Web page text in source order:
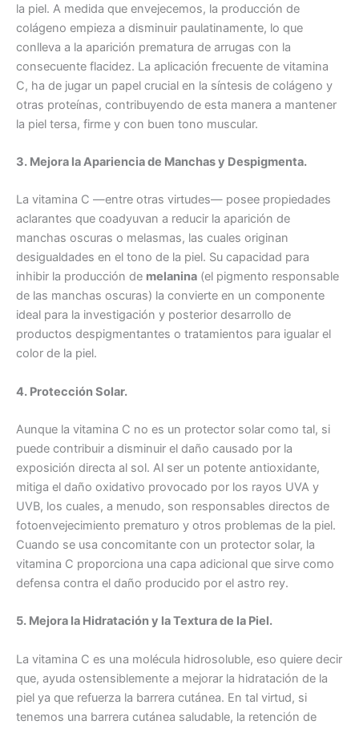
la piel. A medida que envejecemos, la producción de
colágeno empieza a disminuir paulatinamente, lo que
conlleva a la aparición prematura de arrugas con la
consecuente flacidez. La aplicación frecuente de vitamina
C, ha de jugar un papel crucial en la síntesis de colágeno y
otras proteínas, contribuyendo de esta manera a mantener
la piel tersa, firme y con buen tono muscular.
3. Mejora la Apariencia de Manchas y Despigmenta.
La vitamina C —entre otras virtudes— posee propiedades
aclarantes que coadyuvan a reducir la aparición de
manchas oscuras o melasmas, las cuales originan
desigualdades en el tono de la piel. Su capacidad para
inhibir la producción de melanina (el pigmento responsable
de las manchas oscuras) la convierte en un componente
ideal para la investigación y posterior desarrollo de
productos despigmentantes o tratamientos para igualar el
color de la piel.
4. Protección Solar.
Aunque la vitamina C no es un protector solar como tal, si
puede contribuir a disminuir el daño causado por la
exposición directa al sol. Al ser un potente antioxidante,
mitiga el daño oxidativo provocado por los rayos UVA y
UVB, los cuales, a menudo, son responsables directos de
fotoenvejecimiento prematuro y otros problemas de la piel.
Cuando se usa concomitante con un protector solar, la
vitamina C proporciona una capa adicional que sirve como
defensa contra el daño producido por el astro rey.
5. Mejora la Hidratación y la Textura de la Piel.
La vitamina C es una molécula hidrosoluble, eso quiere decir
que, ayuda ostensiblemente a mejorar la hidratación de la
piel ya que refuerza la barrera cutánea. En tal virtud, si
tenemos una barrera cutánea saludable, la retención de